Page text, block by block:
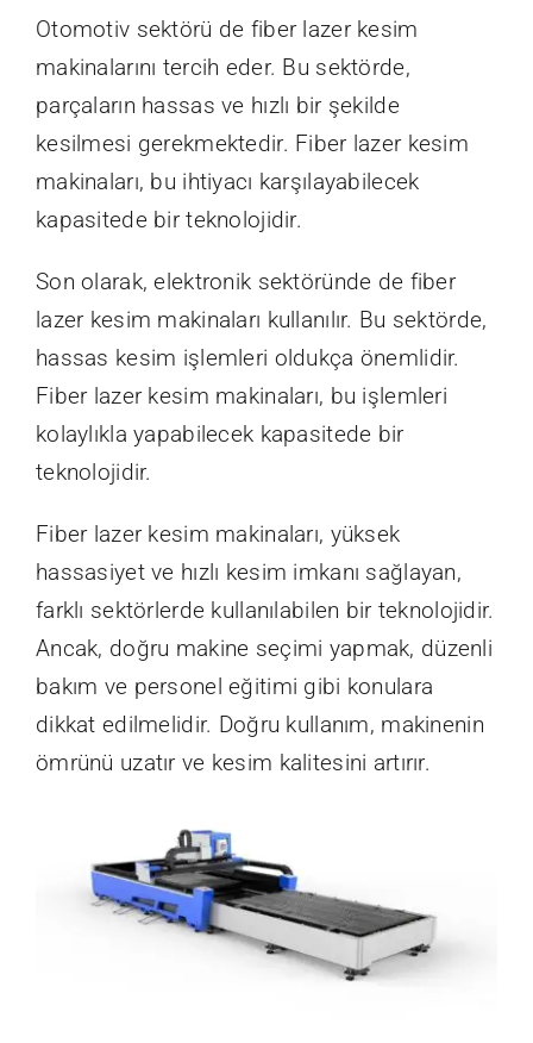
Otomotiv sektörü de fiber lazer kesim
makinalarını tercih eder. Bu sektörde,
parçaların hassas ve hızlı bir şekilde
kesilmesi gerekmektedir. Fiber lazer kesim
makinaları, bu ihtiyacı karşılayabilecek
kapasitede bir teknolojidir.
Son olarak, elektronik sektöründe de fiber
lazer kesim makinaları kullanılır. Bu sektörde,
hassas kesim işlemleri oldukça önemlidir.
Fiber lazer kesim makinaları, bu işlemleri
kolaylıkla yapabilecek kapasitede bir
teknolojidir.
Fiber lazer kesim makinaları, yüksek
hassasiyet ve hızlı kesim imkanı sağlayan,
farklı sektörlerde kullanılabilen bir teknolojidir.
Ancak, doğru makine seçimi yapmak, düzenli
bakım ve personel eğitimi gibi konulara
dikkat edilmelidir. Doğru kullanım, makinenin
ömrünü uzatır ve kesim kalitesini artırır.